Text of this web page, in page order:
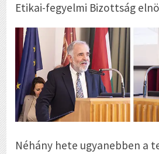
Etikai-fegyelmi Bizottság
Néhány hete ugyanebben a